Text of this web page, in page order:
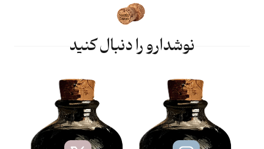
نوشدارو را دنبال کنید